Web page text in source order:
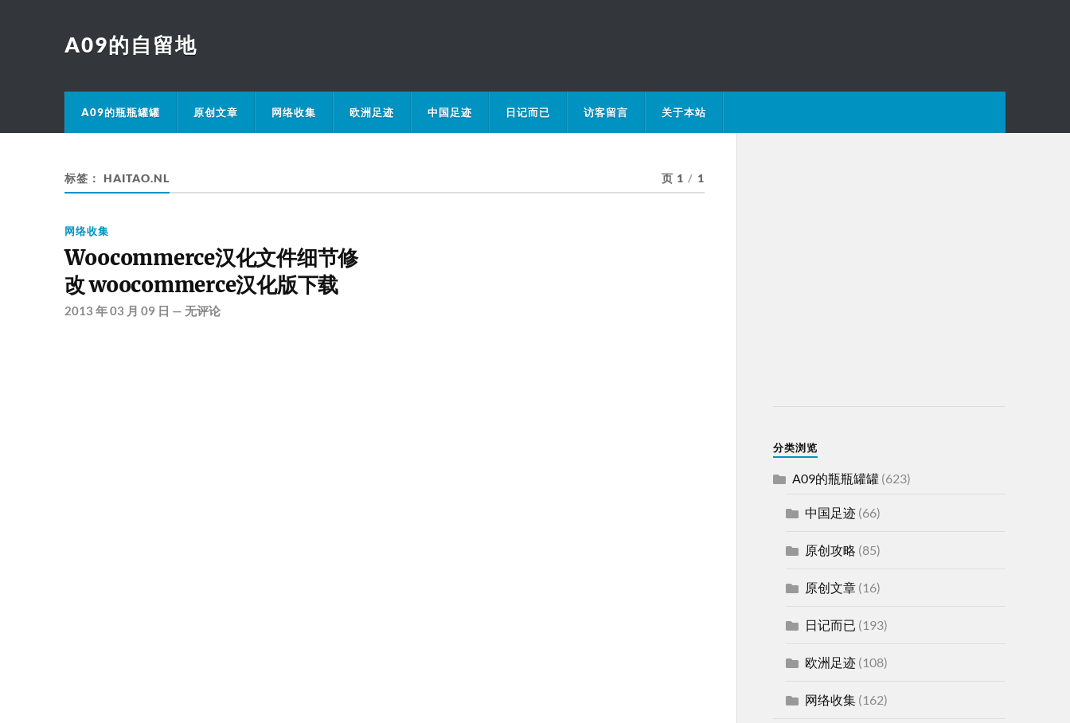
A09的自留地
A09的瓶瓶罐罐 原创文章 网络收集 欧洲足迹 中国足迹 日记而已 访客留言 关于本站
标签： HAITAO.NL 页 1 / 1
网络收集
Woocommerce汉化文件细节修
改 woocommerce汉化版下载
2013 年 03 月 09 日 — 无评论
分类浏览
A09的瓶瓶罐罐(623)
中国足迹(66)
原创攻略 (85)
原创文章(16)
日记而已 (193)
欧洲足迹(108)
网络收集(162)